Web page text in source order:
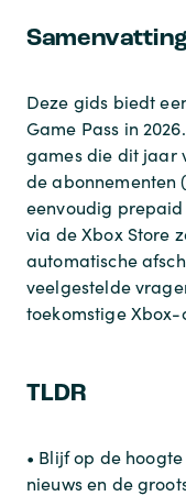
Deze gids biedt
Game Pass in
games die dit jaar
de abonnementen
eenvoudig prepaid
via de Xbox Store
automatische
veelgestelde
toekomstige Xbox-
TLDR
• Blijf op de
nieuws en de